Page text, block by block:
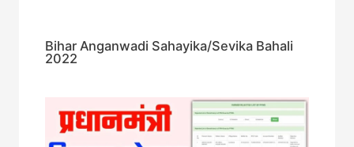
Bihar Anganwadi Sahayika/Sevika Bahali
2022